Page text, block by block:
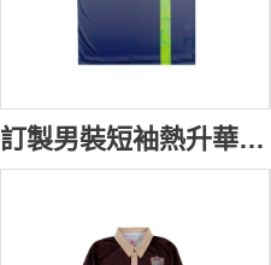
訂製男裝短袖熱升華Polo恤 整件印花 廣告公司 JAG 漸變色LOGO 黑色 玻璃窗外膜 P1601